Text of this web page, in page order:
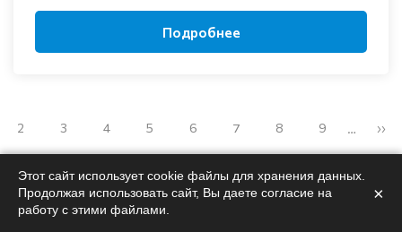
Подробнее
2 3 4 5 6 7 8 9 … ››
Этот сайт использует cookie файлы для хранения данных.
Продолжая использовать сайт, Вы даете согласие на
работу с этими файлами.
×